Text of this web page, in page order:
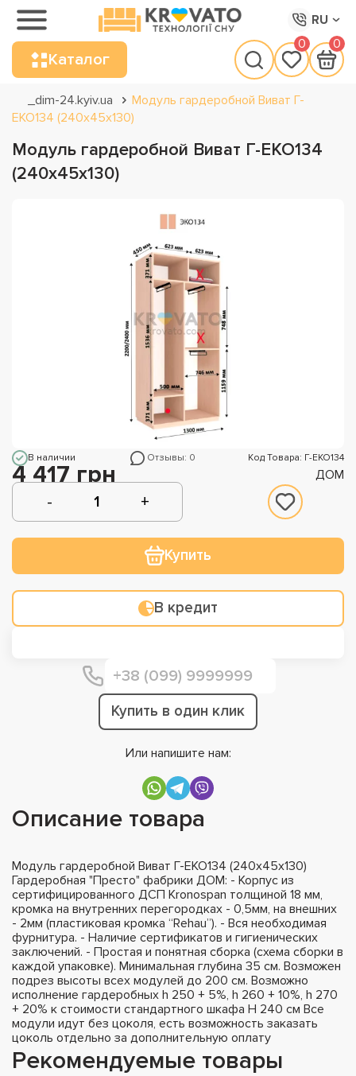
RU
Каталог
0 0
_dim-24.kyiv.ua
Модуль гардеробной Виват Г-
ЕКО134 (240х45х130)
Модуль гардеробной Виват Г-ЕКО134
(240х45х130)
В наличии Отзывы: 0 Код Товара: Г-ЕКО134
4 417 грн ДОМ
Купить
В кредит
Купить в один клик
Или напишите нам:
Описание товара
Модуль гардеробной Виват Г-ЕКО134 (240х45х130)
Гардеробная "Престо" фабрики ДОМ: - Корпус из
сертифицированного ДСП Kronospan толщиной 18 мм,
кромка на внутренних перегородках - 0,5мм, на внешних
- 2мм (пластиковая кромка “Rehau”). - Вся необходимая
фурнитура. - Наличие сертификатов и гигиенических
заключений. - Простая и понятная сборка (схема сборки в
каждой упаковке). Минимальная глубина 35 см. Возможен
подрез высоты всех модулей до 200 см. Возможно
исполнение гардеробных h 250 + 5%, h 260 + 10%, h 270
+ 20% к стоимости стандартного шкафа H 240 см Все
модули идут без цоколя, есть возможность заказать
цоколь отдельно за дополнительную оплату
Рекомендуемые товары